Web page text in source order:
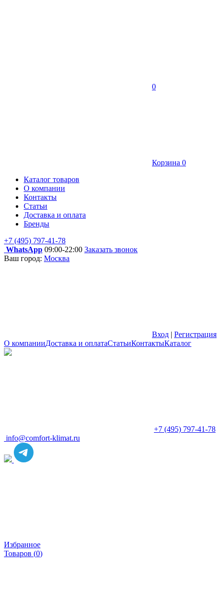
0
Корзина 0
Каталог товаров
О компании
Контакты
Статьи
Доставка и оплата
Бренды
+7 (495) 797-41-78
WhatsApp 09:00-22:00 Заказать звонок
Ваш город: Москва
Вход | Регистрация
О компанииДоставка и оплатаСтатьиКонтактыКаталог
+7 (495) 797-41-78
info@comfort-klimat.ru
Избранное
Товаров (0)